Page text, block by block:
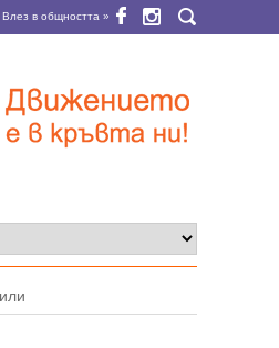
Влез в общността »